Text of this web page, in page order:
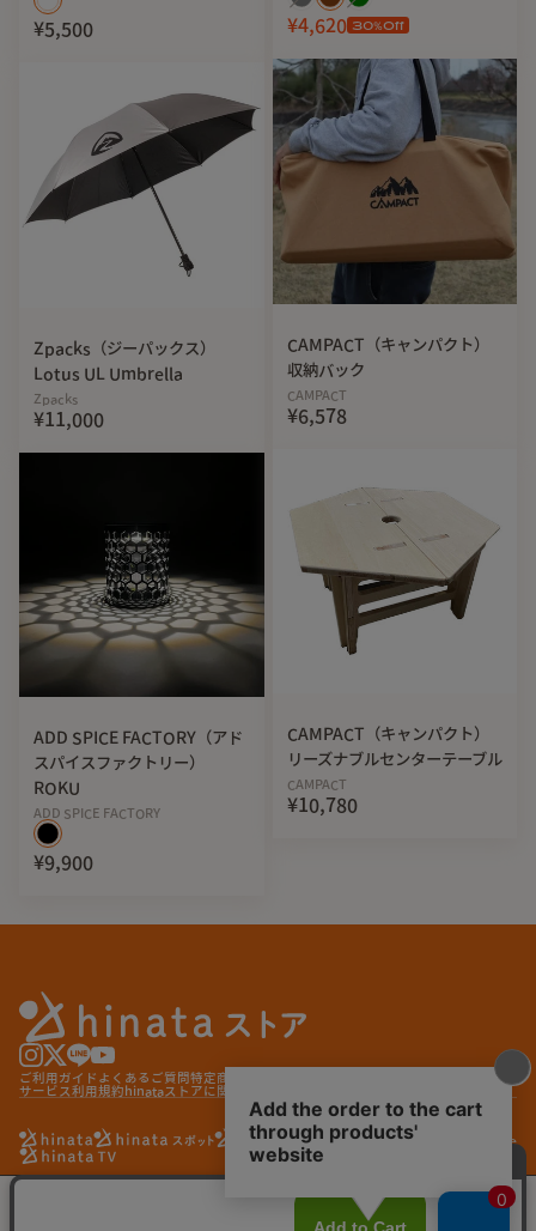
¥5,500
Zpacks（ジーパックス）
Lotus UL Umbrella
Zpacks
¥11,000
ADD SPICE FACTORY（アド
スパイスファクトリー）
ROKU
ADD SPICE FACTORY
¥9,900
¥4,620 30%Off
CAMPACT（キャンパクト）
収納バック
CAMPACT
¥6,578
CAMPACT（キャンパクト）
リーズナブルセンターテーブル
CAMPACT
¥10,780
¥6,600
ご利用ガイド よくあるご質問特定商取引法に基づく表記
サービス利用規約hinataストアに関する特約
© hinata store